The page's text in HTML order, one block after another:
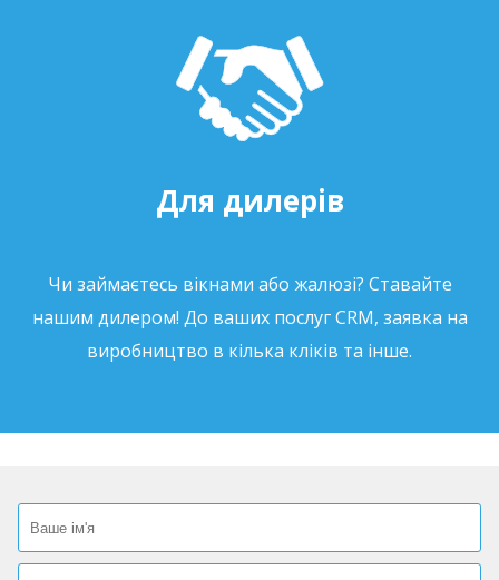
Для дилерів
Чи займаєтесь вікнами або жалюзі? Ставайте
нашим дилером! До ваших послуг CRM, заявка на
виробництво в кілька кліків та інше.